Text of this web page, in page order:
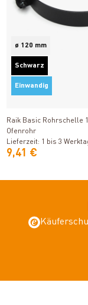
ø 120 mm
Schwarz
Einwandig
Raik Basic Rohrschelle
Ofenrohr
Lieferzeit: 1 bis 3
9,41 €